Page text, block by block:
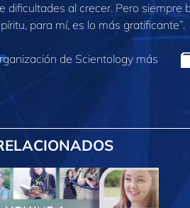
dificultades al crecer. Pero siempre
para mí, es lo más gratificante”.
de Scientology más